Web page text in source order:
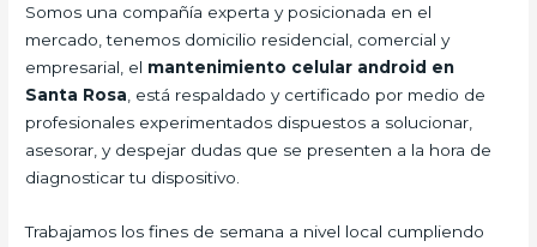
Somos una compañía experta y posicionada en el
mercado, tenemos domicilio residencial, comercial y
empresarial, el mantenimiento celular android en
Santa Rosa , está respaldado y certificado por medio de
profesionales experimentados dispuestos a solucionar,
asesorar, y despejar dudas que se presenten a la hora de
diagnosticar tu dispositivo.
Trabajamos los fines de semana a nivel local cumpliendo